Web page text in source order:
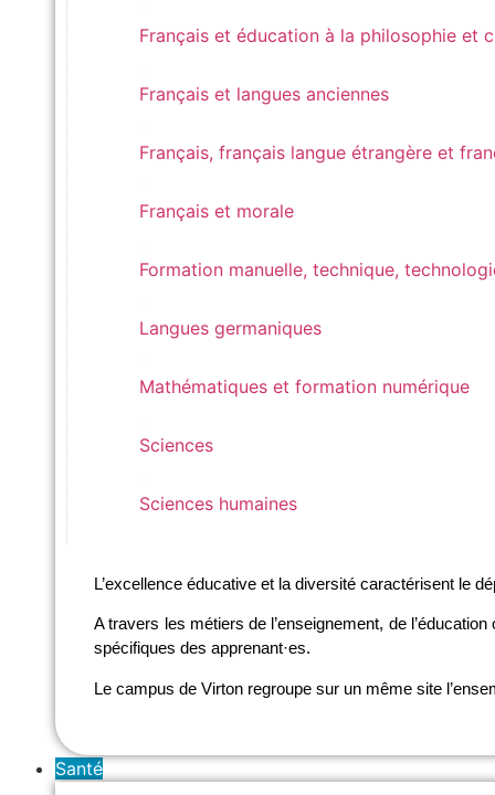
Français et éducation à la philosophie et
Français et langues anciennes
Français, français langue étrangère et
Français et morale
Formation manuelle, technique,
Langues germaniques
Mathématiques et formation numérique
Sciences
Sciences humaines
L’excellence éducative et la diversité caractérisent le
A travers les métiers de l’enseignement, de
spécifiques des apprenant·es.
Le campus de Virton regroupe sur un même site
Santé